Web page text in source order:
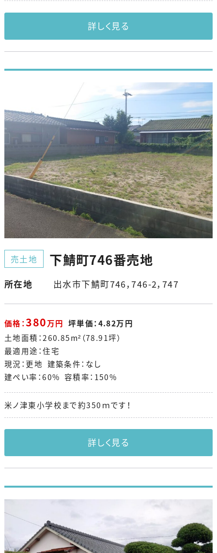
詳しく見る
売土地 下鯖町746番売地
所在地 出水市下鯖町746，746-2，747
価格：380万円 坪単価：4.82万円
土地面積：260.85m²（78.91坪）
最適用途：住宅
現況：更地 建築条件：なし
建ぺい率：60% 容積率：150%
米ノ津東小学校まで約350ｍです！
詳しく見る